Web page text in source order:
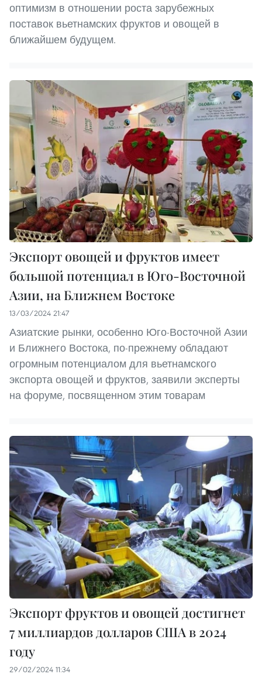
оптимизм в отношении роста зарубежных
поставок вьетнамских фруктов и овощей в
ближайшем будущем.
Экспорт овощей и фруктов имеет
большой потенциал в Юго-Восточной
Азии, на Ближнем Востоке
13/03/2024 21:47
Азиатские рынки, особенно Юго-Восточной Азии
и Ближнего Востока, по-прежнему обладают
огромным потенциалом для вьетнамского
экспорта овощей и фруктов, заявили эксперты
на форуме, посвященном этим товарам
Экспорт фруктов и овощей достигнет
7 миллиардов долларов США в 2024
году
29/02/2024 11:34